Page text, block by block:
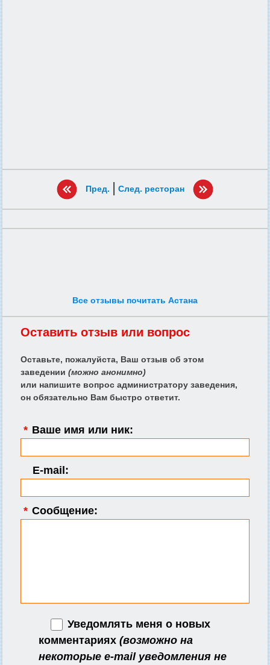
Пред. | След. ресторан
Все отзывы почитать Астана
Оставить отзыв или вопрос
Оставьте, пожалуйста, Ваш отзыв об этом
заведении (можно анонимно)
или напишите вопрос администратору заведения,
он обязательно Вам быстро ответит.
* Ваше имя или ник:
E-mail:
* Сообщение:
Уведомлять меня о новых
комментариях (возможно на
некоторые e-mail уведомления не